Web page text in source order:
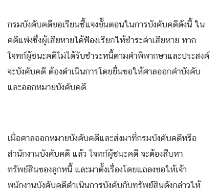
กรมบังคับคดีขอเรียนชี้แจงขั้นตอนในการบังคับคดีดังนี้ ใน
คดีแพ่งซึ่งผู้เสียหายได้ฟ้องเรียกให้ชำระค่าเสียหาย หาก
โจทก์ผู้ชนะคดีไม่ได้รับชำระหนี้ตามคำพิพากษาและประสงค์
จะบังคับคดี ต้องดำเนินการโดยยื่นขอให้ศาลออกคำบังคับ
และออกหมายบังคับคดี
เมื่อศาลออกหมายบังคับคดีและส่งมาที่กรมบังคับคดีหรือ
สำนักงานบังคับคดี แล้ว โจทก์ผู้ชนะคดี จะต้องสืบหา
ทรัพย์สินของลูกหนี้ และมาตั้งเรื่องโดยแถลงขอให้เจ้า
พนักงานบังคับคดีดำเนินการบังคับกับทรัพย์สินดังกล่าวให้